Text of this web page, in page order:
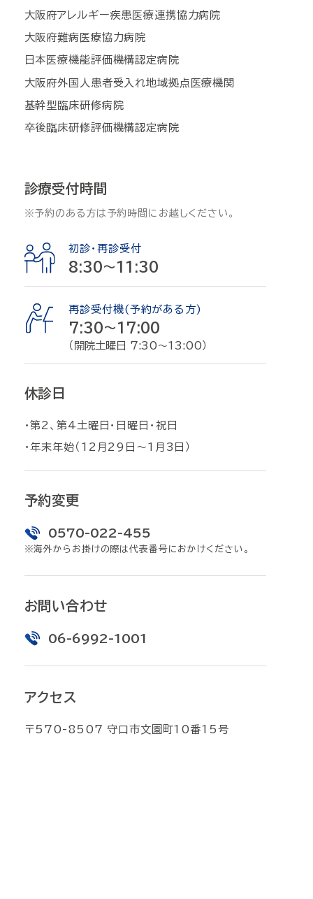
大阪府アレルギー疾患医療連携協力病院
大阪府難病医療協力病院
日本医療機能評価機構認定病院
大阪府外国人患者受入れ地域拠点医療機関
基幹型臨床研修病院
卒後臨床研修評価機構認定病院
診療受付時間
※予約のある方は予約時間にお越しください。
初診・再診受付
8:30〜11:30
再診受付機(予約がある方)
7:30〜17:00
（開院土曜日 7:30～13:00）
休診日
・第2、第4土曜日・日曜日・祝日
・年末年始（12月29日〜1月3日）
予約変更
0570-022-455
※海外からお掛けの際は代表番号におかけください。
お問い合わせ
06-6992-1001
アクセス
〒570-8507 守口市文園町10番15号